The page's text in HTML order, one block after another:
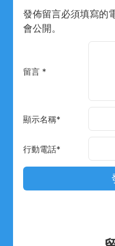
發佈留言必須填寫的
會公開。
留言 *
顯示名稱*
行動電話*